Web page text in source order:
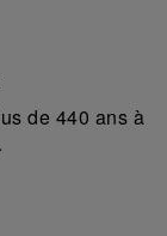
de 440 ans à